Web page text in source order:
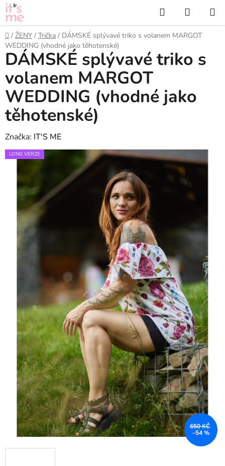
Přejít
na
obsah
Hledat
KOŠÍK
Domů
/ ŽENY / Trička / DÁMSKÉ splývavé triko s volanem MARGOT
WEDDING (vhodné jako těhotenské)
DÁMSKÉ splývavé triko s
volanem MARGOT
WEDDING (vhodné jako
těhotenské)
Značka: IT'S ME
LONG VERZE
650 KČ
–54 %